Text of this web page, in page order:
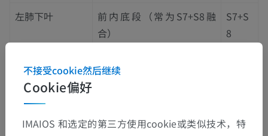
左肺下叶
前内底段（常为S7+S8融
合）
S7+S
8
左肺下叶
Cookie偏好
不接受cookie然后继续
IMAIOS 和选定的第三方使用cookie或类似技术，特